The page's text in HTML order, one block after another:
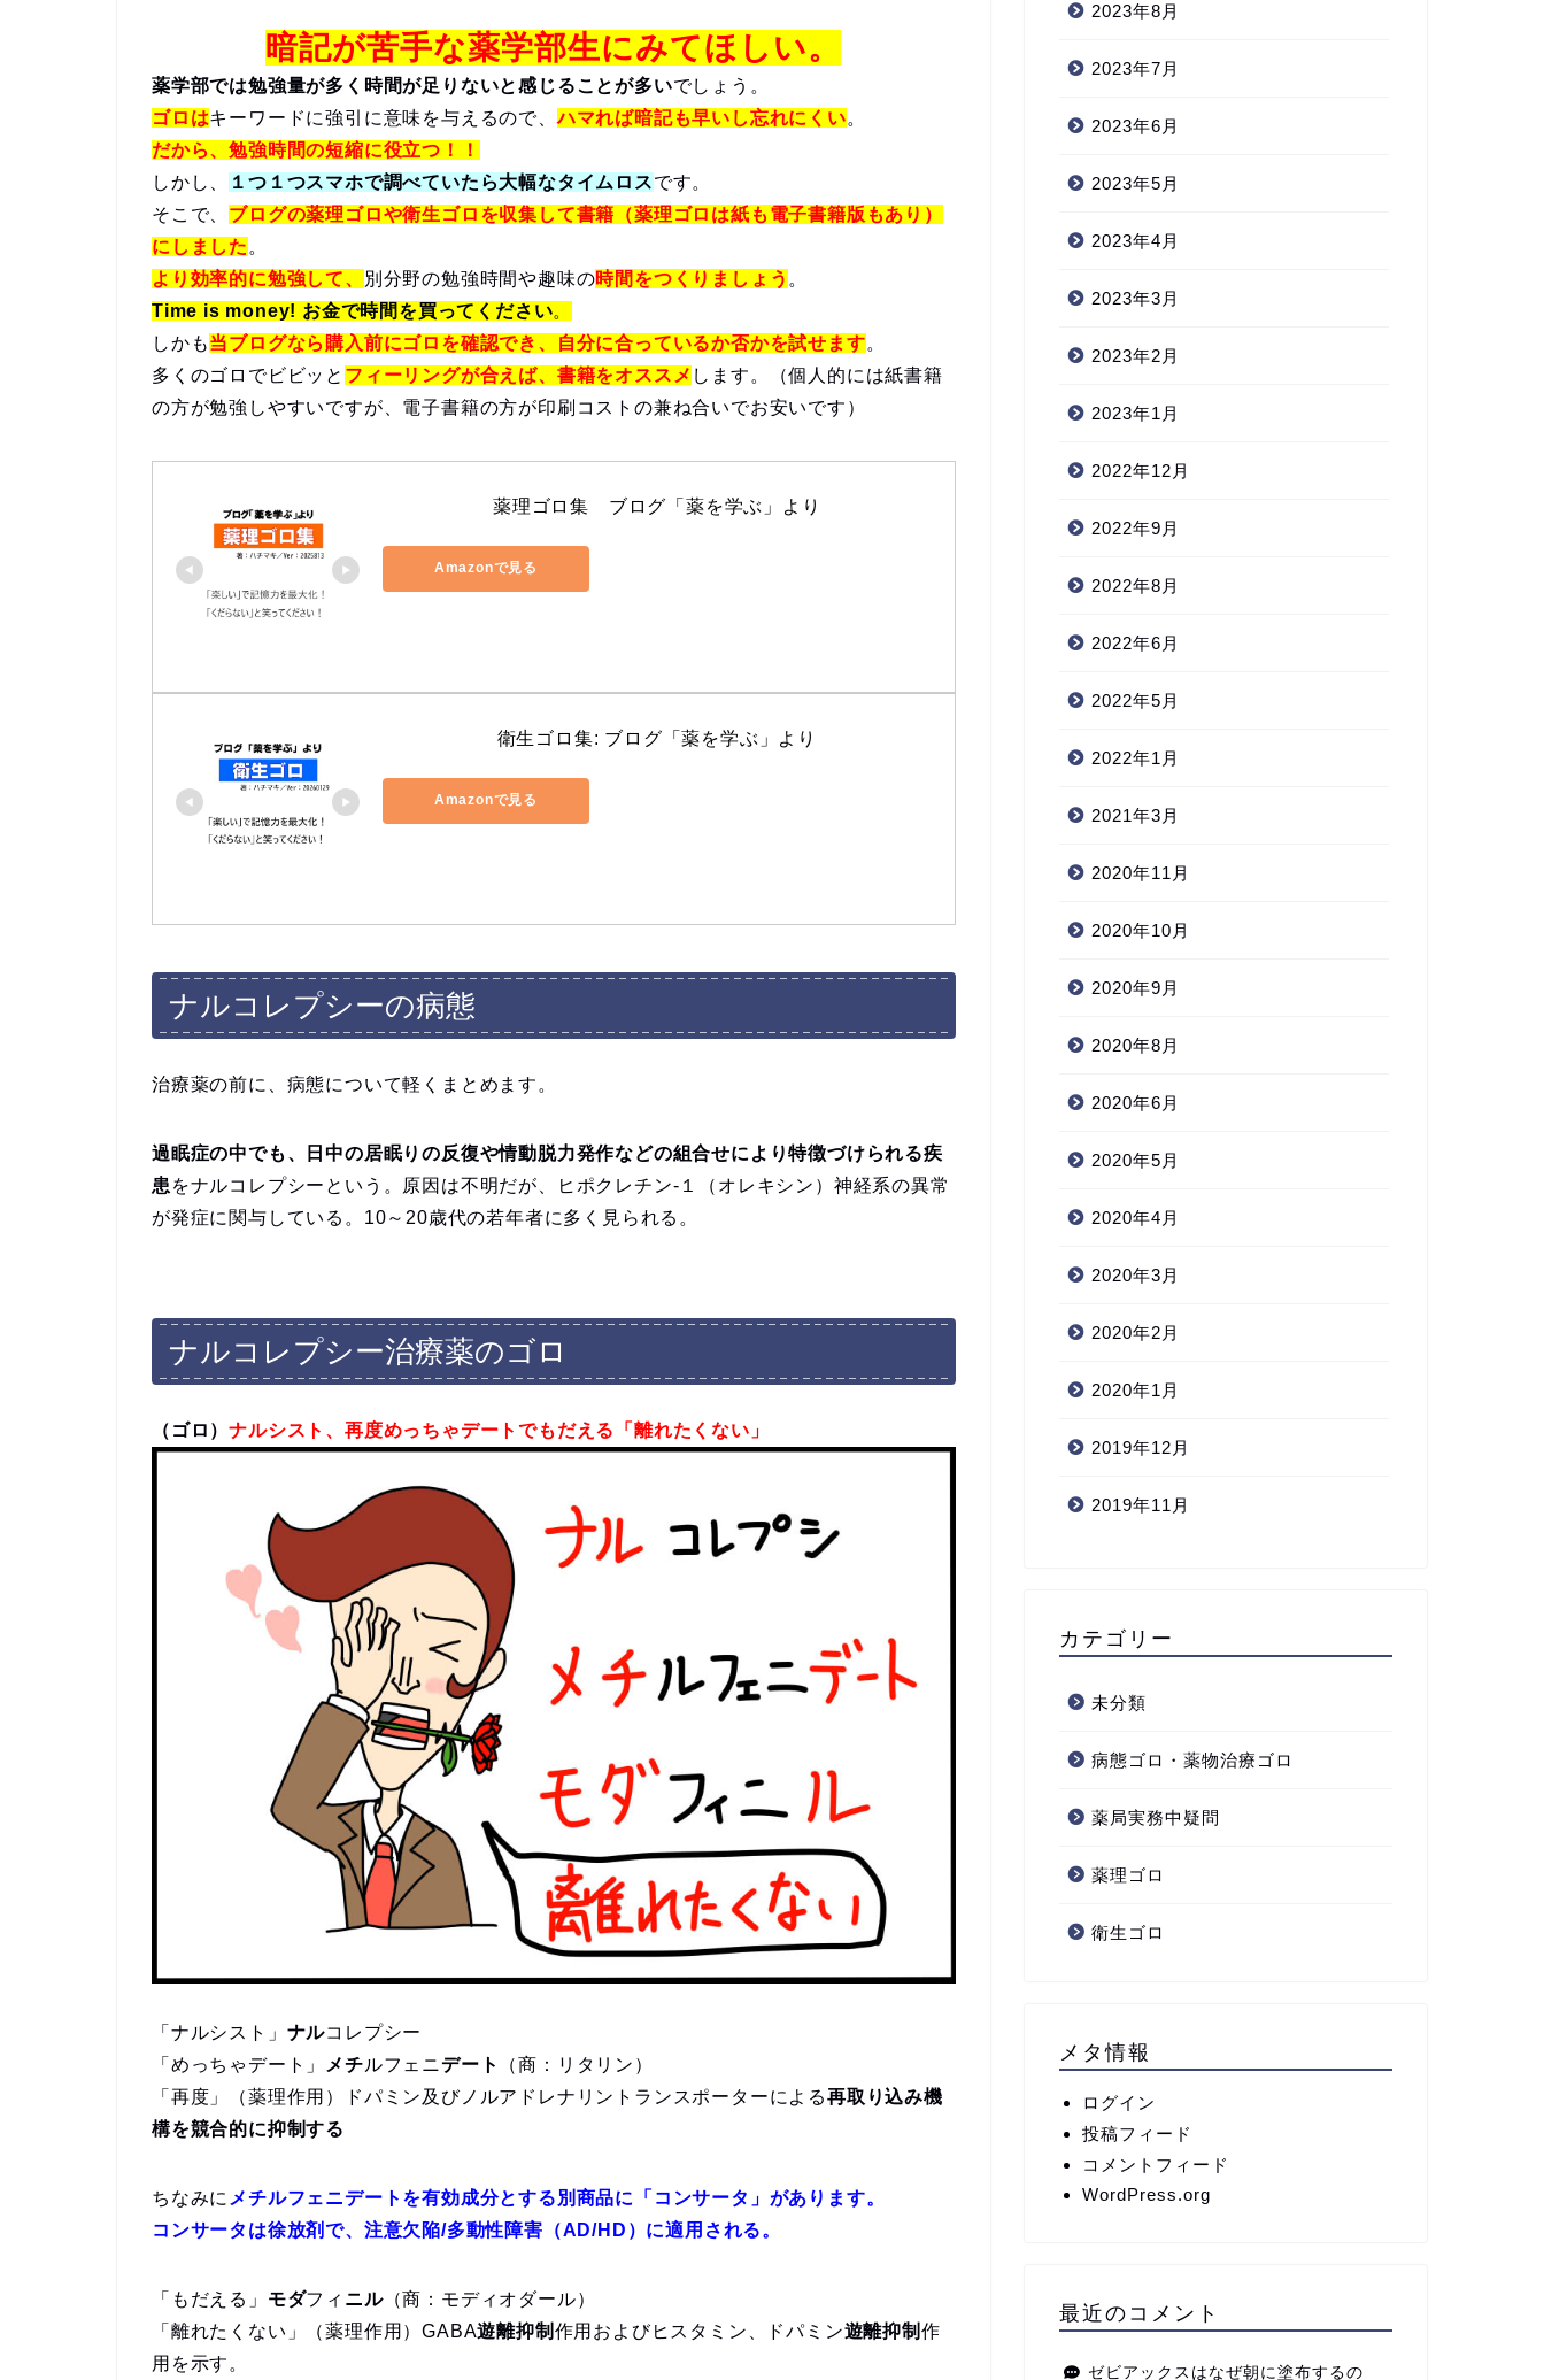
暗記が苦手な薬学部生にみてほしい。
薬学部では勉強量が多く時間が足りないと感じることが多いでしょう。
ゴロはキーワードに強引に意味を与えるので、ハマれば暗記も早いし忘れにくい。
だから、勉強時間の短縮に役立つ！！
しかし、
１つ１つスマホで調べていたら大幅なタイムロスです。
そこで、 ブログの薬理ゴロや衛生ゴロを収集して書籍（薬理ゴロは紙も電子書籍版もあり）
にしました 。
より効率的に勉強して、
別分野の勉強時間や趣味の時間をつくりましょう 。
Time is money! お金で時間を買ってください。
しかも当ブログなら購入前にゴロを確認でき、自分に合っているか否かを試せます。
多くのゴロでビビッと フィーリングが合えば、書籍をオススメ します。（個人的には紙書籍
の方が勉強しやすいですが、電子書籍の方が印刷コストの兼ね合いでお安いです）
薬理ゴロ集　ブログ「薬を学ぶ」より
Amazonで見る
衛生ゴロ集: ブログ「薬を学ぶ」より
Amazonで見る
ナルコレプシーの病態
治療薬の前に、病態について軽くまとめます。
過眠症の中でも、日中の居眠りの反復や情動脱力発作などの組合せにより特徴づけられる疾
患 をナルコレプシーという。原因は不明だが、ヒポクレチン-１（オレキシン）神経系の異常
が発症に関与している。10～20歳代の若年者に多く見られる。
ナルコレプシー治療薬のゴロ
（ゴロ）ナルシスト、再度めっちゃデートでもだえる「離れたくない」
「ナルシスト」 ナルコレプシー
「めっちゃデート」
メチルフェニデート
（商：リタリン）
「再度」（薬理作用）ドパミン及びノルアドレナリントランスポーターによる再取り込み機
構を競合的に抑制する
ちなみに メチルフェニデートを有効成分とする別商品に「コンサータ」があります。
コンサータは徐放剤で、注意欠陥/多動性障害（AD/HD）に適用される。
「もだえる」 モダフィ ニル（商：モディオダール）
「離れたくない」（薬理作用）GABA遊離抑制 作用およびヒスタミン、ドパミン遊離抑制 作
用を示す。
2023年8月
2023年7月
2023年6月
2023年5月
2023年4月
2023年3月
2023年2月
2023年1月
2022年12月
2022年9月
2022年8月
2022年6月
2022年5月
2022年1月
2021年3月
2020年11月
2020年10月
2020年9月
2020年8月
2020年6月
2020年5月
2020年4月
2020年3月
2020年2月
2020年1月
2019年12月
2019年11月
カテゴリー
未分類
病態ゴロ・薬物治療ゴロ
薬局実務中疑問
薬理ゴロ
衛生ゴロ
メタ情報
ログイン
投稿フィード
コメントフィード
WordPress.org
最近のコメント
ゼビアックスはなぜ朝に塗布するの